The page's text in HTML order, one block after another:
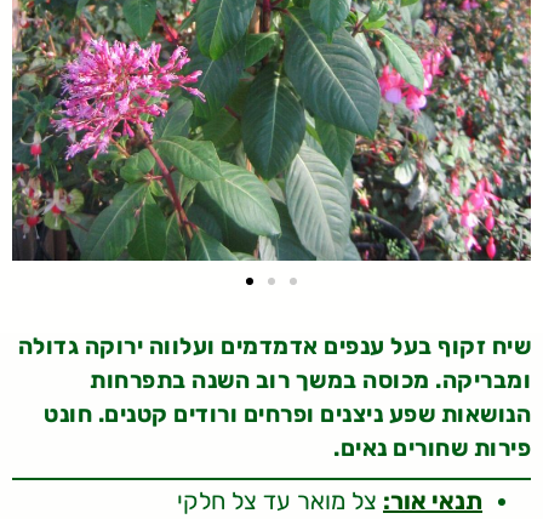
שיח זקוף בעל ענפים אדמדמים ועלווה ירוקה גדולה
ומבריקה. מכוסה במשך רוב השנה בתפרחות
הנושאות שפע ניצנים ופרחים ורודים קטנים. חונט
פירות שחורים נאים.
תנאי אור: צל מואר עד צל חלקי